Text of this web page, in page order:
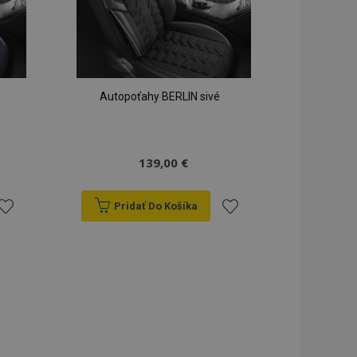
Autopoťahy BERLIN sivé
139,00 €
Pridať Do Košíka
úložisku.
na strane
Cookie-
súhlasu
Je nevyhnutné,
vyčistenie
Keď
a nastaví
true.
zachovanie
obsahu